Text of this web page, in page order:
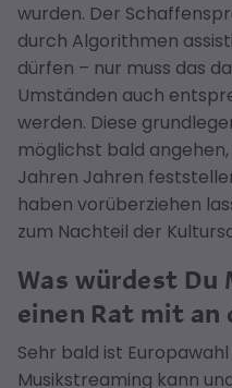
wurden. Der
durch Algorithmen
dürfen – nur muss das
Umständen auch
werden. Diese
möglichst bald
Jahren Jahren
haben vorüberziehen
zum Nachteil der
Was würdest Du
einen Rat mit an
Sehr bald ist
Musikstreaming kann